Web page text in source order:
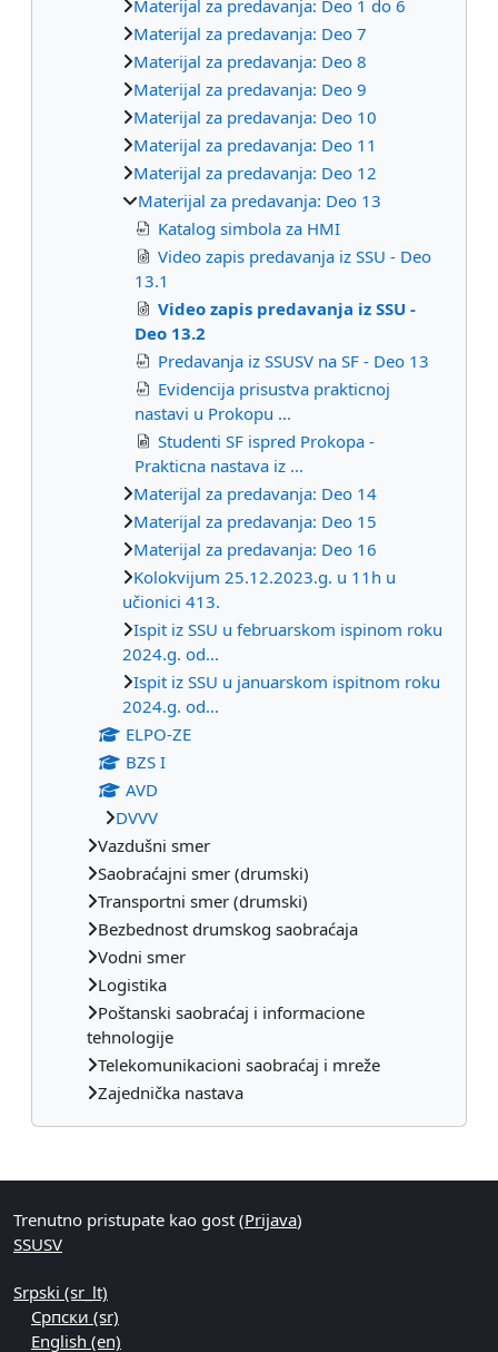
Materijal za predavanja: Deo 1 do 6
Materijal za predavanja: Deo 7
Materijal za predavanja: Deo 8
Materijal za predavanja: Deo 9
Materijal za predavanja: Deo 10
Materijal za predavanja: Deo 11
Materijal za predavanja: Deo 12
Materijal za predavanja: Deo 13
Katalog simbola za HMI
Video zapis predavanja iz SSU - Deo
13.1
Video zapis predavanja iz SSU -
Deo 13.2
Predavanja iz SSUSV na SF - Deo 13
Evidencija prisustva prakticnoj
nastavi u Prokopu ...
Studenti SF ispred Prokopa -
Prakticna nastava iz ...
Materijal za predavanja: Deo 14
Materijal za predavanja: Deo 15
Materijal za predavanja: Deo 16
Kolokvijum 25.12.2023.g. u 11h u
učionici 413.
Ispit iz SSU u februarskom ispinom roku
2024.g. od...
Ispit iz SSU u januarskom ispitnom roku
2024.g. od...
ELPO-ZE
BZS I
AVD
DVVV
Vazdušni smer
Saobraćajni smer (drumski)
Transportni smer (drumski)
Bezbednost drumskog saobraćaja
Vodni smer
Logistika
Poštanski saobraćaj i informacione
tehnologije
Telekomunikacioni saobraćaj i mreže
Zajednička nastava
Dodatni blokovi
Trenutno pristupate kao gost (Prijava)
SSUSV
Srpski ‎(sr_lt)‎
Српски ‎(sr)‎
English ‎(en)‎